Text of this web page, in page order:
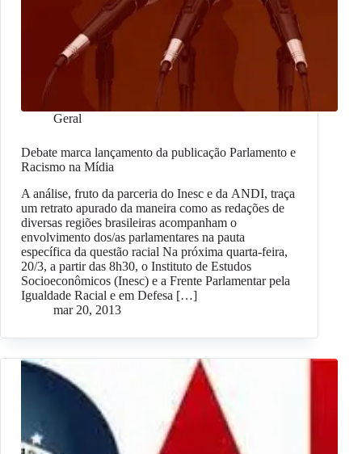
Geral
Debate marca lançamento da publicação Parlamento e
Racismo na Mídia
A análise, fruto da parceria do Inesc e da ANDI, traça
um retrato apurado da maneira como as redações de
diversas regiões brasileiras acompanham o
envolvimento dos/as parlamentares na pauta
específica da questão racial Na próxima quarta-feira,
20/3, a partir das 8h30, o Instituto de Estudos
Socioeconômicos (Inesc) e a Frente Parlamentar pela
Igualdade Racial e em Defesa […]
mar 20, 2013